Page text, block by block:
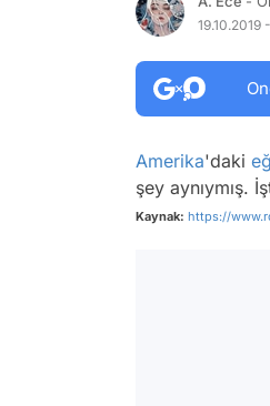
19.10.2019
Amerika'daki
şey aynıymış.
Kaynak: https://